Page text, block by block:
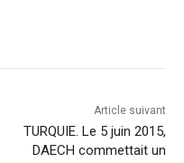
Article suivant
TURQUIE. Le 5 juin 2015,
DAECH commettait un